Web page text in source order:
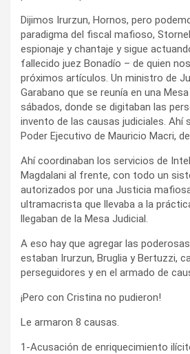
Dijimos Irurzun, Hornos, pero
paradigma del fiscal mafioso,
espionaje y chantaje y sigue
fallecido juez Bonadío – de quien
próximos artículos. Un ministro de
Garabano que se reunía en una
sábados, donde se digitaban las
invento de las causas judiciales. Ahí
Poder Ejecutivo de Mauricio Macri,
Ahí coordinaban los servicios de
Magdalani al frente, con todo un
autorizados por una Justicia
ultramacrista que llevaba a la
llegaban de la Mesa Judicial.
A eso hay que agregar las
estaban Irurzun, Bruglia y Bertuzzi,
perseguidores y en el armado de
¡Pero con Cristina no pudieron!
Le armaron 8 causas.
1-Acusación de enriquecimiento